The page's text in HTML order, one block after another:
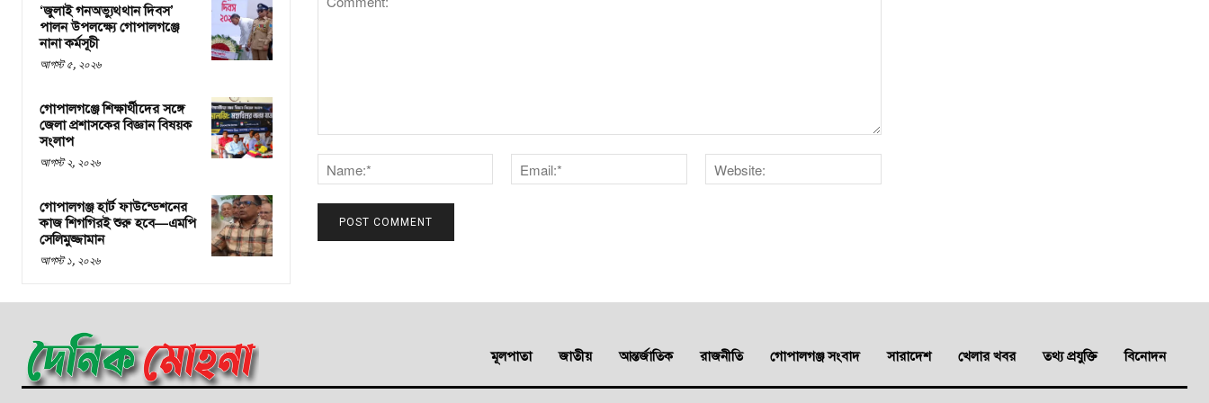
‘জুলাই গনঅভ্যুথ্থান দিবস’
পালন উপলক্ষ্যে গোপালগঞ্জে
নানা কর্মসূচী
আগস্ট ৫, ২০২৬
গোপালগঞ্জে শিক্ষার্থীদের সঙ্গে
জেলা প্রশাসকের বিজ্ঞান বিষয়ক
সংলাপ
আগস্ট ২, ২০২৬
গোপালগঞ্জ হার্ট ফাউন্ডেশনের
কাজ শিগগিরই শুরু হবে—এমপি
সেলিমুজ্জামান
আগস্ট ১, ২০২৬
Name:*
Email:*
মূলপাতা জাতীয় আন্তর্জাতিক রাজনীতি গোপালগঞ্জ সংবাদ সারাদেশ খেলার খবর তথ্য প্রযুক্তি বিনোদন